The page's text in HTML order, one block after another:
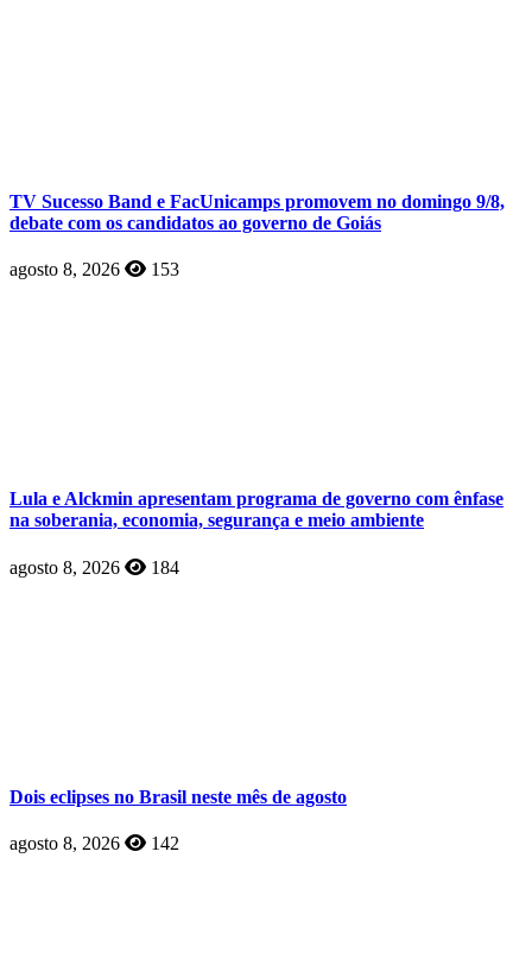
TV Sucesso Band e FacUnicamps promovem no domingo 9/8,
debate com os candidatos ao governo de Goiás
agosto 8, 2026 153
Lula e Alckmin apresentam programa de governo com ênfase
na soberania, economia, segurança e meio ambiente
agosto 8, 2026 184
Dois eclipses no Brasil neste mês de agosto
agosto 8, 2026 142